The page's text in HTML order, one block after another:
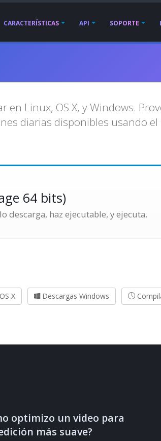
CARACTERÍSTICAS API SOPORTE
Linux, OS X, y Windows.
diarias disponibles usando
64 bits)
descarga, haz ejecutable, y ejecuta.
X Descargas Windows
optimizo un video para
más suave?